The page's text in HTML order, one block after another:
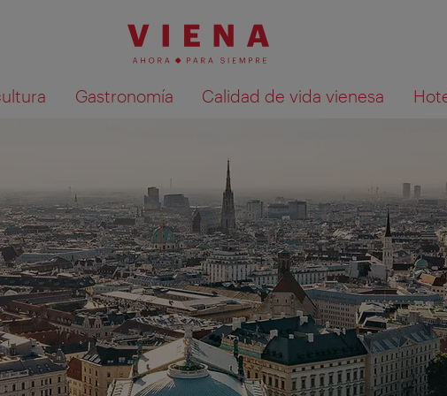
Gastronomía Calidad de vida vienesa